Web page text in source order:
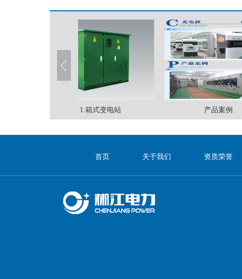
1.箱式变电站 产品案例
首页 关于我们 资质荣誉